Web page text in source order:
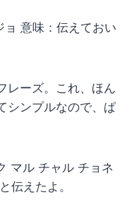
ョ 意味：伝えておい
レーズ。これ、ほん
シンプルなので、ぱ
マル チャル チョネ
伝えたよ。